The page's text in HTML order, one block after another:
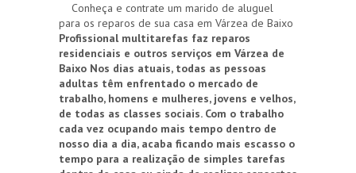
Conheça e contrate um marido de aluguel
para os reparos de sua casa em Várzea de Baixo
Profissional multitarefas faz reparos
residenciais e outros serviços em Várzea de
Baixo Nos dias atuais, todas as pessoas
adultas têm enfrentado o mercado de
trabalho, homens e mulheres, jovens e velhos,
de todas as classes sociais. Com o trabalho
cada vez ocupando mais tempo dentro de
nosso dia a dia, acaba ficando mais escasso o
tempo para a realização de simples tarefas